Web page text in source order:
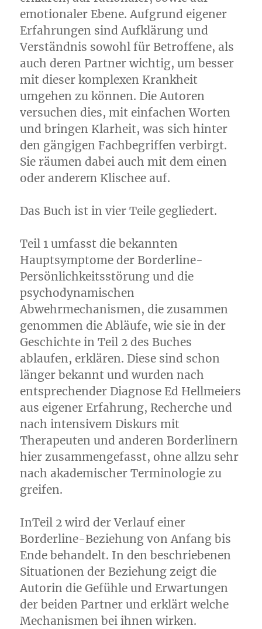
emotionaler Ebene. Aufgrund eigener
Erfahrungen sind Aufklärung und
Verständnis sowohl für Betroffene, als
auch deren Partner wichtig, um besser
mit dieser komplexen Krankheit
umgehen zu können. Die Autoren
versuchen dies, mit einfachen Worten
und bringen Klarheit, was sich hinter
den gängigen Fachbegriffen verbirgt.
Sie räumen dabei auch mit dem einen
oder anderem Klischee auf.
Das Buch ist in vier Teile gegliedert.
Teil 1 umfasst die bekannten
Hauptsymptome der Borderline-
Persönlichkeitsstörung und die
psychodynamischen
Abwehrmechanismen, die zusammen
genommen die Abläufe, wie sie in der
Geschichte in Teil 2 des Buches
ablaufen, erklären. Diese sind schon
länger bekannt und wurden nach
entsprechender Diagnose Ed Hellmeiers
aus eigener Erfahrung, Recherche und
nach intensivem Diskurs mit
Therapeuten und anderen Borderlinern
hier zusammengefasst, ohne allzu sehr
nach akademischer Terminologie zu
greifen.
InTeil 2 wird der Verlauf einer
Borderline-Beziehung von Anfang bis
Ende behandelt. In den beschriebenen
Situationen der Beziehung zeigt die
Autorin die Gefühle und Erwartungen
der beiden Partner und erklärt welche
Mechanismen bei ihnen wirken.